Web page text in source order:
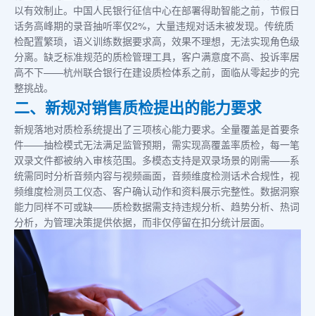
以有效制止。中国人民银行征信中心在部署得助智能之前，节假日
话务高峰期的录音抽听率仅2%，大量违规对话未被发现。传统质
检配置繁琐，语义训练数据要求高，效果不理想，无法实现角色级
分离。缺乏标准规范的质检管理工具，客户满意度不高、投诉率居
高不下——杭州联合银行在建设质检体系之前，面临从零起步的完
整挑战。
二、新规对销售质检提出的能力要求
新规落地对质检系统提出了三项核心能力要求。全量覆盖是首要条
件——抽检模式无法满足监管预期，需实现高覆盖率质检，每一笔
双录文件都被纳入审核范围。多模态支持是双录场景的刚需——系
统需同时分析音频内容与视频画面，音频维度检测话术合规性，视
频维度检测员工仪态、客户确认动作和资料展示完整性。数据洞察
能力同样不可或缺——质检数据需支持违规分析、趋势分析、热词
分析，为管理决策提供依据，而非仅停留在扣分统计层面。